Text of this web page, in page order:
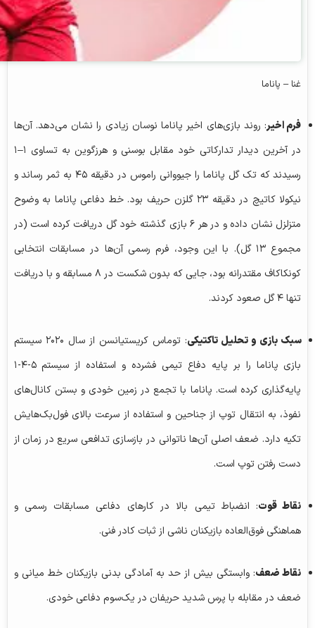
غنا – پاناما
فرم اخیر: روند بازی‌های اخیر پاناما نوسان زیادی را نشان می‌دهد. آن‌ها
در آخرین دیدار تدارکاتی خود مقابل بوسنی و هرزگوین به تساوی ۱–۱
رسیدند که تک گل پاناما را جیووانی راموس در دقیقه ۴۵ به ثمر رساند و
نیکولا کاتیچ در دقیقه ۲۳ گلزن حریف بود. خط دفاعی پاناما به وضوح
متزلزل نشان داده و در هر ۶ بازی گذشته خود گل دریافت کرده است (در
مجموع ۱۳ گل). با این وجود، فرم رسمی آن‌ها در مسابقات انتخابی
کونکاکاف مقتدرانه بود، جایی که بدون شکست در ۸ مسابقه و با دریافت
تنها ۴ گل صعود کردند.
سبک بازی و تحلیل تاکتیکی: توماسکریستیانسن
از سال ۲۰۲۰ سیستم
بازی پاناما را بر پایه دفاع تیمی فشرده و استفاده از سیستم ۵-۴-۱
پایه‌گذاری کرده است. پاناما با تجمع در زمین خودی و بستن کانال‌های
نفوذ، به انتقال توپ از جناحین و استفاده از سرعت بالای فول‌بک‌هایش
تکیه دارد. ضعف اصلی آن‌ها ناتوانی در بازسازی تدافعی سریع در زمان از
دست رفتن توپ است.
نقاط قوت: انضباط تیمی بالا در کارهای دفاعی مسابقات رسمی و
هماهنگی فوق‌العاده بازیکنان ناشی از ثبات کادر فنی.
نقاط ضعف: وابستگی بیش از حد به آمادگی بدنی بازیکنان خط میانی و
ضعف در مقابله با پرس شدید حریفان در یک‌سوم دفاعی خودی.